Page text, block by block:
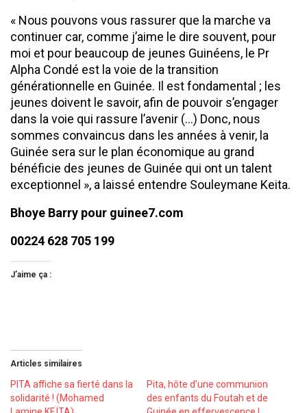
« Nous pouvons vous rassurer que la marche va
continuer car, comme j’aime le dire souvent, pour
moi et pour beaucoup de jeunes Guinéens, le Pr
Alpha Condé est la voie de la transition
générationnelle en Guinée. Il est fondamental ; les
jeunes doivent le savoir, afin de pouvoir s’engager
dans la voie qui rassure l’avenir (…) Donc, nous
sommes convaincus dans les années à venir, la
Guinée sera sur le plan économique au grand
bénéficie des jeunes de Guinée qui ont un talent
exceptionnel », a laissé entendre Souleymane Keita.
Bhoye Barry pour guinee7.com
00224 628 705 199
J’aime ça :
Articles similaires
PITA affiche sa fierté dans la
solidarité ! (Mohamed
Pita, hôte d’une communion
des enfants du Foutah et de